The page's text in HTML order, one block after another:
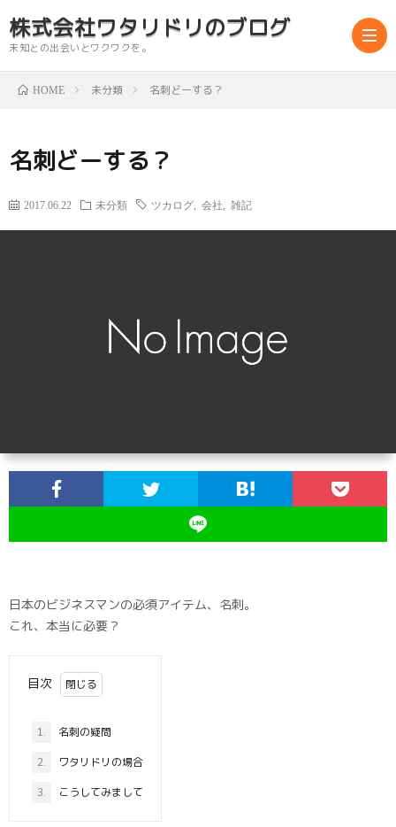
株式会社ワタリドリのブログ
未知との出会いとワクワクを。
HOME 未分類 名刺どーする？
名刺どーする？
2017.06.22 未分類 ツカログ 会社 雑記
日本のビジネスマンの必須アイテム、名刺。
これ、本当に必要？
目次
1. 名刺の疑問
2. ワタリドリの場合
3. こうしてみまして